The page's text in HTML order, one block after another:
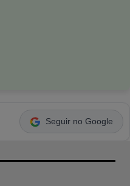
Seguir no Google